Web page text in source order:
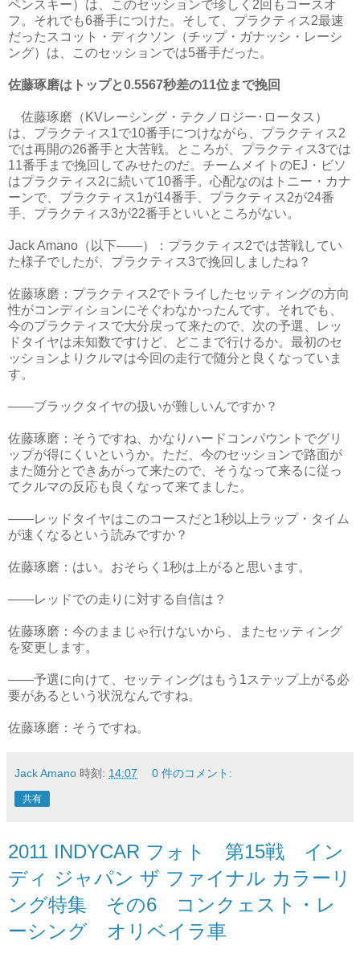
ペンスキー）は、このセッションで珍しく2回もコースオ
フ。それでも6番手につけた。そして、プラクティス2最速
だったスコット・ディクソン（チップ・ガナッシ・レーシ
ング）は、このセッションでは5番手だった。
佐藤琢磨はトップと0.5567秒差の11位まで挽回
佐藤琢磨（KVレーシング・テクノロジー･ロータス）
は、プラクティス1で10番手につけながら、プラクティス2
では再開の26番手と大苦戦。ところが、プラクティス3では
11番手まで挽回してみせたのだ。チームメイトのEJ・ビソ
はプラクティス2に続いて10番手。心配なのはトニー・カナ
ーンで、プラクティス1が14番手、プラクティス2が24番
手、プラクティス3が22番手といいところがない。
Jack Amano（以下――）：プラクティス2では苦戦してい
た様子でしたが、プラクティス3で挽回しましたね？
佐藤琢磨：プラクティス2でトライしたセッティングの方向
性がコンディションにそぐわなかったんです。それでも、
今のプラクティスで大分戻って来たので、次の予選、レッ
ドタイヤは未知数ですけど、どこまで行けるか。最初のセ
ッションよりクルマは今回の走行で随分と良くなっていま
す。
――ブラックタイヤの扱いが難しいんですか？
佐藤琢磨：そうですね、かなりハードコンパウントでグリ
ップが得にくいというか。ただ、今のセッションで路面が
また随分とできあがって来たので、そうなって来るに従っ
てクルマの反応も良くなって来てました。
――レッドタイヤはこのコースだと1秒以上ラップ・タイム
が速くなるという読みですか？
佐藤琢磨：はい。おそらく1秒は上がると思います。
――レッドでの走りに対する自信は？
佐藤琢磨：今のままじゃ行けないから、またセッティング
を変更します。
――予選に向けて、セッティングはもう1ステップ上がる必
要があるという状況なんですね。
佐藤琢磨：そうですね。
Jack Amano 時刻: 14:07 0 件のコメント:
共有
2011 INDYCAR フォト 第15戦 イン
ディ ジャパン ザ ファイナル カラーリ
ング特集 その6 コンクェスト・レ
ーシング オリベイラ車